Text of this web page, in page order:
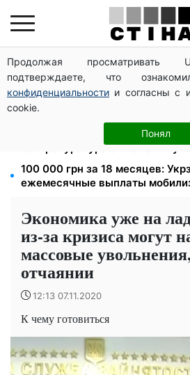
Продолжая просматривать
подтверждаете, что
конфиденциальности и согласны с
cookie.
Понял
172 940 грн защитят жилье от
коммуналку: с октября порог —
8 451 грн вместо пакета
объяснил, как получить деньги
1577 человек списали с учета
Генпрокуратура о схеме в
100 000 грн за 18 месяцев:
ежемесячные выплаты
Экономика уже на
из-за кризиса могут
массовые
отчаянии
12:13 07.11.2020
К чему готовиться